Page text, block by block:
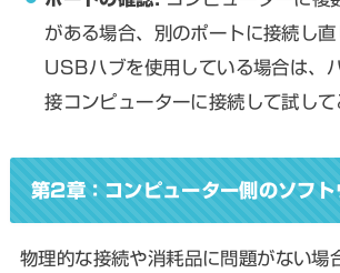
がある場合、別のポートに接続し直
USBハブを使用している場合は、
接コンピューターに接続して試して
第2章：コンピューター側のソフト
物理的な接続や消耗品に問題がない場